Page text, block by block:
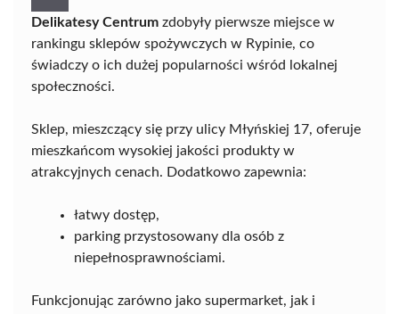
Delikatesy Centrum zdobyły pierwsze miejsce w
rankingu sklepów spożywczych w Rypinie, co
świadczy o ich dużej popularności wśród lokalnej
społeczności.
Sklep, mieszczący się przy ulicy Młyńskiej 17, oferuje
mieszkańcom wysokiej jakości produkty w
atrakcyjnych cenach. Dodatkowo zapewnia:
łatwy dostęp,
parking przystosowany dla osób z
niepełnosprawnościami.
Funkcjonując zarówno jako supermarket, jak i